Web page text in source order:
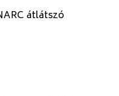
átlátszó